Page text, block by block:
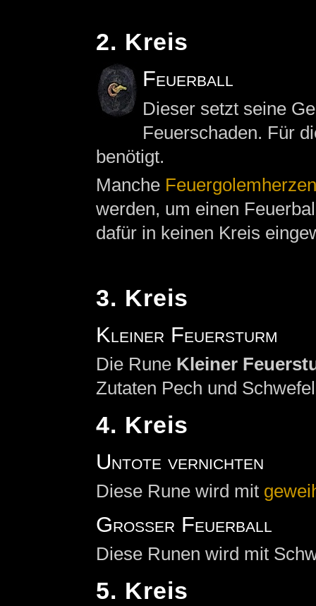
2. Kreis
Feuerball
Dieser setzt seine
Feuerschaden. Für
benötigt.
Manche Feuergolemherzen
werden, um einen
dafür in keinen Kreis
3. Kreis
Kleiner Feuersturm
Die Rune Kleiner
Zutaten Pech und
4. Kreis
Untote vernichten
Diese Rune wird mit
Großer Feuerball
Diese Runen wird mit
5. Kreis